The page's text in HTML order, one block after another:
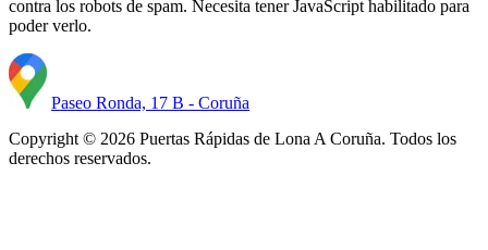
contra los robots de spam. Necesita tener JavaScript habilitado para
poder verlo.
Paseo Ronda, 17 B - Coruña
Copyright © 2026 Puertas Rápidas de Lona A Coruña. Todos los
derechos reservados.